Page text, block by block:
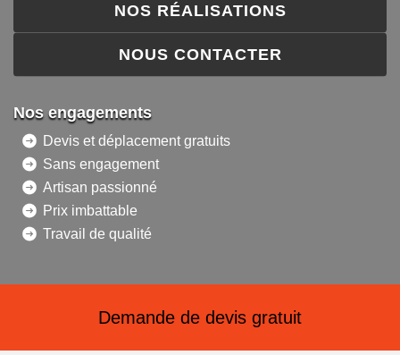
NOS RÉALISATIONS
NOUS CONTACTER
Nos engagements
Devis et déplacement gratuits
Sans engagement
Artisan passionné
Prix imbattable
Travail de qualité
Demande de devis gratuit